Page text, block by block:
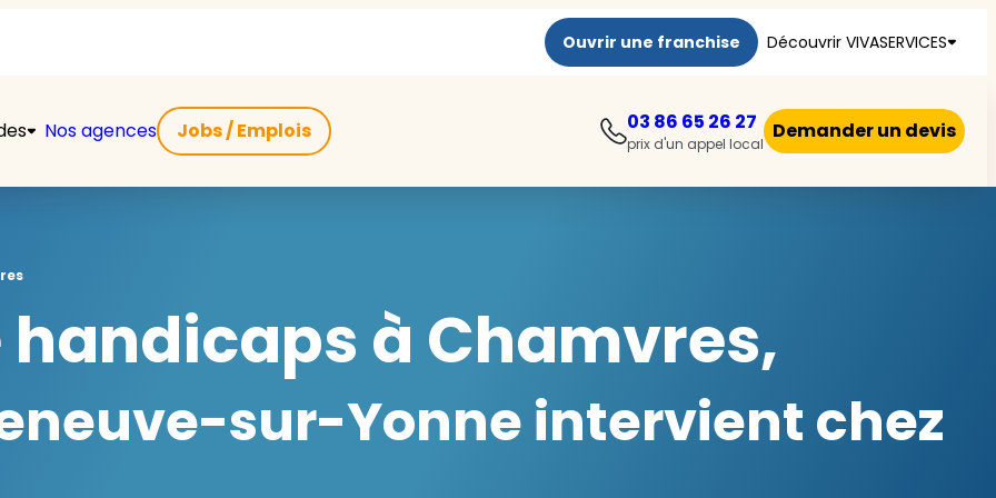
Ouvrir une franchise Découvrir VIVASERVICES
Nos agences Jobs / Emplois 03 86 65 26 27
prix d'un appel local
Demander un devis
à Chamvres,
sur-Yonne intervient chez